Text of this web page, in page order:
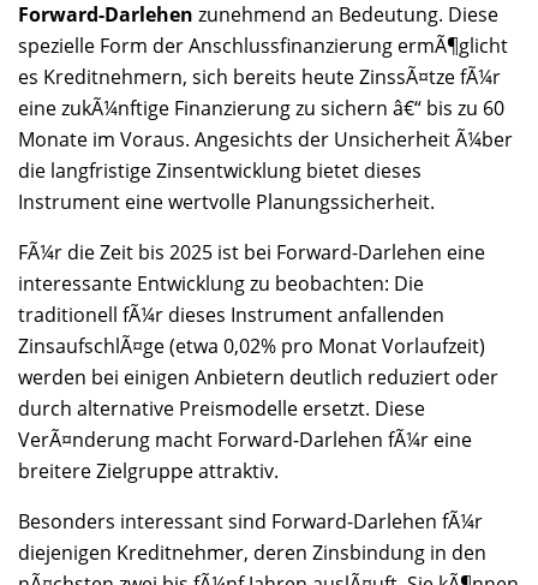
Forward-Darlehen zunehmend an Bedeutung. Diese
spezielle Form der Anschlussfinanzierung ermÃ¶glicht
es Kreditnehmern, sich bereits heute ZinssÃ¤tze fÃ¼r
eine zukÃ¼nftige Finanzierung zu sichern â€“ bis zu 60
Monate im Voraus. Angesichts der Unsicherheit Ã¼ber
die langfristige Zinsentwicklung bietet dieses
Instrument eine wertvolle Planungssicherheit.
FÃ¼r die Zeit bis 2025 ist bei Forward-Darlehen eine
interessante Entwicklung zu beobachten: Die
traditionell fÃ¼r dieses Instrument anfallenden
ZinsaufschlÃ¤ge (etwa 0,02% pro Monat Vorlaufzeit)
werden bei einigen Anbietern deutlich reduziert oder
durch alternative Preismodelle ersetzt. Diese
VerÃ¤nderung macht Forward-Darlehen fÃ¼r eine
breitere Zielgruppe attraktiv.
Besonders interessant sind Forward-Darlehen fÃ¼r
diejenigen Kreditnehmer, deren Zinsbindung in den